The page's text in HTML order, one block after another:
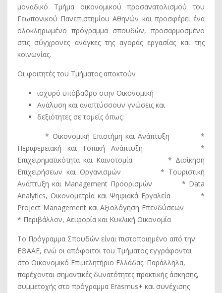
μοναδικό Τμήμα οικονομικού προσανατολισμού του
Γεωπονικού Πανεπιστημίου Αθηνών και προσφέρει ένα
ολοκληρωμένο πρόγραμμα σπουδών, προσαρμοσμένο
στις σύγχρονες ανάγκες της αγοράς εργασίας και της
κοινωνίας.
Οι φοιτητές του Τμήματος αποκτούν
ισχυρό υπόβαθρο στην Οικονομική
Ανάλυση και αναπτύσσουν γνώσεις και
δεξιότητες σε τομείς όπως:
* Οικονομική Επιστήμη και Ανάπτυξη *
Περιφερειακή και Τοπική Ανάπτυξη *
Επιχειρηματικότητα και Καινοτομία * Διοίκηση
Επιχειρήσεων και Οργανισμών * Τουριστική
Ανάπτυξη και Management Προορισμών * Data
Analytics, Οικονομετρία και Ψηφιακά Εργαλεία *
Project Management και Αξιολόγηση Επενδύσεων
* Περιβάλλον, Αειφορία και Κυκλική Οικονομία
Το Πρόγραμμα Σπουδών είναι πιστοποιημένο από την
ΕΘΑΑΕ, ενώ οι απόφοιτοι του Τμήματος εγγράφονται
στο Οικονομικό Επιμελητήριο Ελλάδας. Παράλληλα,
παρέχονται σημαντικές δυνατότητες πρακτικής άσκησης,
συμμετοχής στο πρόγραμμα Erasmus+ και συνέχισης